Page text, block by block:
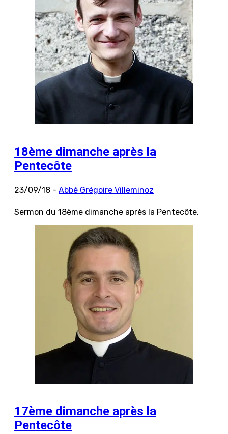
18ème dimanche après la
Pentecôte
23/09/18 - Abbé Grégoire Villeminoz
Sermon du 18ème dimanche après la Pentecôte.
17ème dimanche après la
Pentecôte